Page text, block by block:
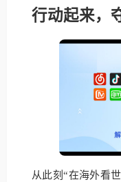
行动起来，
从此刻“在海外看